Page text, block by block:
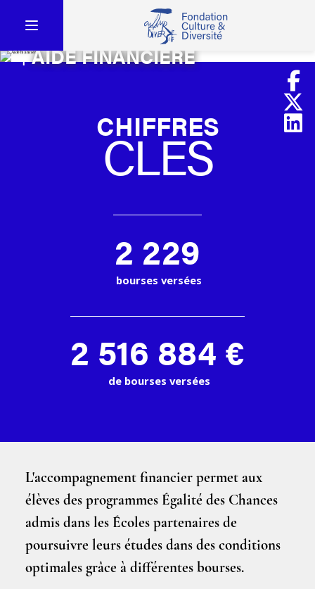
AIDE FINANCIÈRE
L'accompagnement financier permet aux
élèves des programmes Égalité des Chances
admis dans les Écoles partenaires de
poursuivre leurs études dans des conditions
optimales grâce à différentes bourses.
CHIFFRES
CLES
2 229
bourses versées
2 516 884 €
de bourses versées